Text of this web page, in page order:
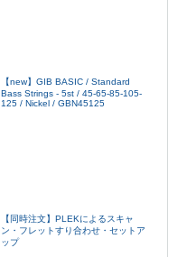
【new】GIB BASIC / Standard
Bass Strings - 5st / 45-65-85-105-
125 / Nickel / GBN45125
【同時注文】PLEKによるスキャ
ン・フレットすり合わせ・セットア
ップ